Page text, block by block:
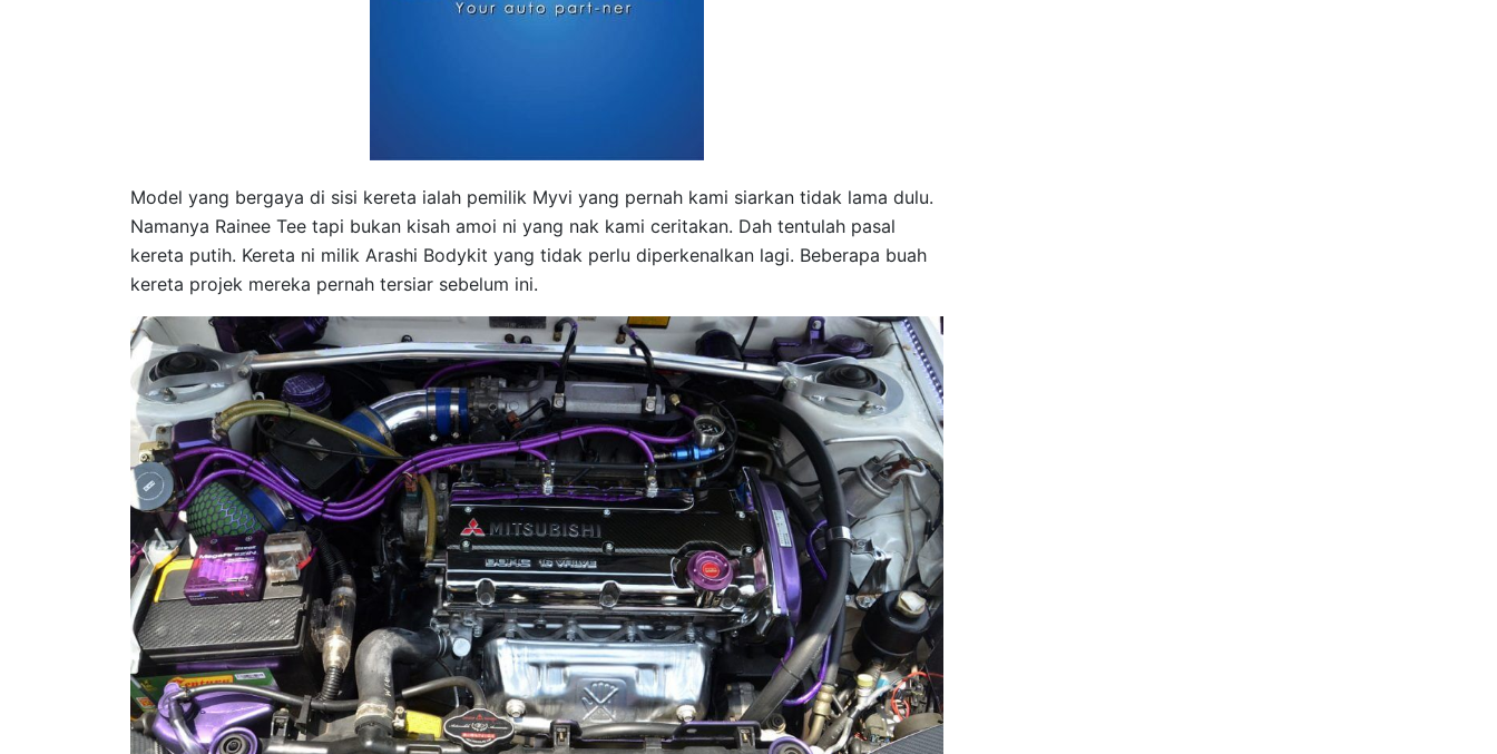
Model yang bergaya di sisi kereta ialah pemilik Myvi yang pernah kami siarkan tidak lama dulu.
Namanya Rainee Tee tapi bukan kisah amoi ni yang nak kami ceritakan. Dah tentulah pasal
kereta putih. Kereta ni milik Arashi Bodykit yang tidak perlu diperkenalkan lagi. Beberapa buah
kereta projek mereka pernah tersiar sebelum ini.